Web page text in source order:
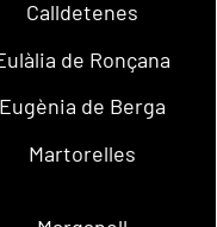
Calldetenes
de Ronçana
Eugènia de Berga
Martorelles